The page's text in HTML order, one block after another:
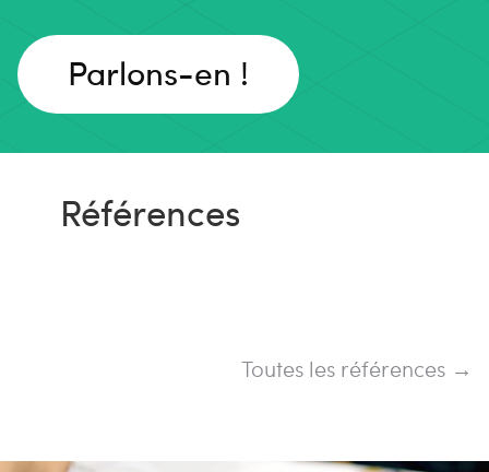
Parlons-en !
Références
Toutes les références →